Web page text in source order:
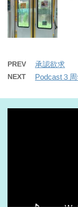
PREV 承認欲求
NEXT Podcast３周